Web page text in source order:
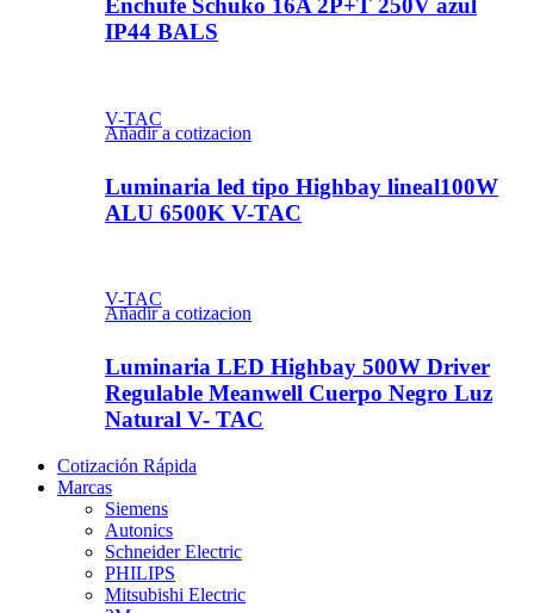
Enchufe Schuko 16A 2P+T 250V azul
IP44 BALS
V-TAC
Añadir a cotizacion
Luminaria led tipo Highbay lineal100W
ALU 6500K V-TAC
V-TAC
Añadir a cotizacion
Luminaria LED Highbay 500W Driver
Regulable Meanwell Cuerpo Negro Luz
Natural V- TAC
Cotización Rápida
Marcas
Siemens
Autonics
Schneider Electric
PHILIPS
Mitsubishi Electric